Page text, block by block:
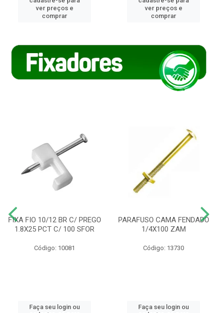
ver preços e
comprar
ver preços e
comprar
FIXA FIO 10/12 BR C/ PREGO
1.8X25 PCT C/ 100 SFOR
Código: 10081
Faça seu login ou
PARAFUSO CAMA FENDADO
1/4X100 ZAM
Código: 13730
Faça seu login ou